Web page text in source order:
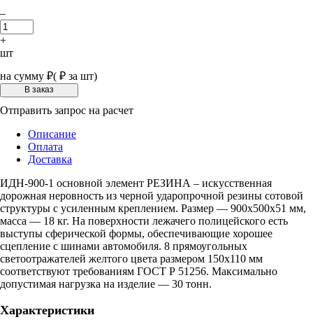
–
+
шт
на сумму ₽( ₽ за шт)
Отправить запрос на расчет
Описание
Оплата
Доставка
ИДН-900-1 основной элемент РЕЗИНА – искусственная
дорожная неровность из черной ударопрочной резины сотовой
структуры с усиленным креплением. Размер — 900х500х51 мм,
масса — 18 кг. На поверхности лежачего полицейского есть
выступы сферической формы, обеспечивающие хорошее
сцепление с шинами автомобиля. 8 прямоугольных
светоотражателей желтого цвета размером 150х110 мм
соответствуют требованиям ГОСТ Р 51256. Максимально
допустимая нагрузка на изделие — 30 тонн.
Характеристики